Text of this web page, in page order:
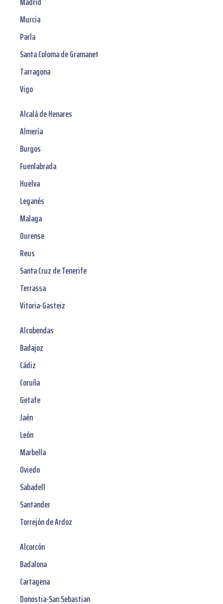
Murcia
Parla
Santa Coloma de Gramanet
Tarragona
Vigo
Alcalá de Henares
Almería
Burgos
Fuenlabrada
Huelva
Leganés
Malaga
Ourense
Reus
Santa Cruz de Tenerife
Terrassa
Vitoria-Gasteiz
Alcobendas
Badajoz
Cádiz
Coruña
Getafe
Jaén
León
Marbella
Oviedo
Sabadell
Santander
Torrejón de Ardoz
Alcorcón
Badalona
Cartagena
Donostia-San Sebastian